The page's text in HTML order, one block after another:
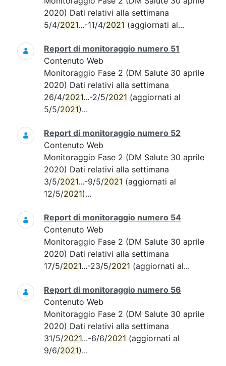
2020) Dati relativi alla settimana
5/4/2021...-11/4/2021 (aggiornati al...
Report di monitoraggio numero 51
Contenuto Web
Monitoraggio Fase 2 (DM Salute 30 aprile
2020) Dati relativi alla settimana
26/4/2021...-2/5/2021 (aggiornati al
5/5/2021)...
Report di monitoraggio numero 52
Contenuto Web
Monitoraggio Fase 2 (DM Salute 30 aprile
2020) Dati relativi alla settimana
3/5/2021...-9/5/2021 (aggiornati al
12/5/2021)...
Report di monitoraggio numero 54
Contenuto Web
Monitoraggio Fase 2 (DM Salute 30 aprile
2020) Dati relativi alla settimana
17/5/2021...-23/5/2021 (aggiornati al...
Report di monitoraggio numero 56
Contenuto Web
Monitoraggio Fase 2 (DM Salute 30 aprile
2020) Dati relativi alla settimana
31/5/2021...-6/6/2021 (aggiornati al
9/6/2021)...